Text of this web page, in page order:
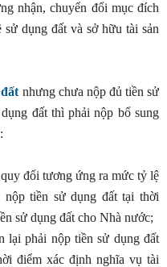
nhận, chuyển đổi mục đích
dụng đất và sở hữu tài sản
nhưng chưa nộp đủ tiền sử
đất thì phải nộp bổ sung
đổi tương ứng ra mức tỷ lệ
tiền sử dụng đất tại thời
sử dụng đất cho Nhà nước;
phải nộp tiền sử dụng đất
điểm xác định nghĩa vụ tài